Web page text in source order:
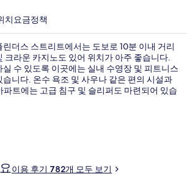
치요금정책
더스 스트리트에서는 도보로 10분 이내 거리
크라운 카지노도 있어 위치가 아주 좋습니다.
수 있도록 이곳에는 실내 수영장 및 피트니스
니다. 온수 욕조 및 사우나 같은 편의 시설과
트에는 고급 침구 및 슬리퍼도 마련되어 있습
이용 후기 782개 모두 보기